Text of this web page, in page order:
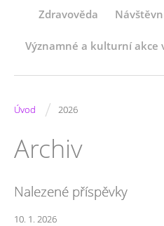
Zdravověda
Významné a kulturní akce
Úvod / 2026
Archiv
Nalezené příspěvky
10. 1. 2026